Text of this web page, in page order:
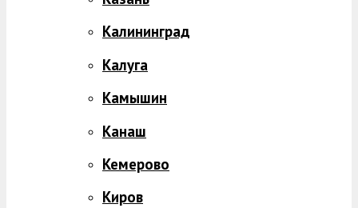
Калининград
Калуга
Камышин
Канаш
Кемерово
Киров